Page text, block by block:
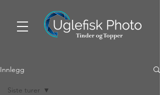
Innlegg
Siste turer